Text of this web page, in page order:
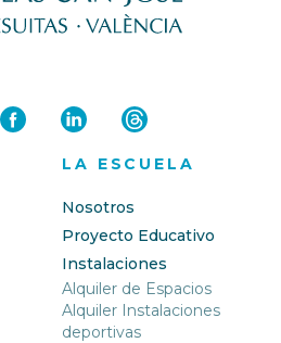
LA ESCUELA
Nosotros
Proyecto Educativo
Instalaciones
Alquiler de Espacios
Alquiler Instalaciones
deportivas